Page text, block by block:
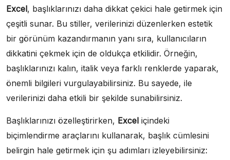
Excel, başlıklarınızı daha dikkat çekici hale getirmek için
çeşitli sunar. Bu stiller, verilerinizi düzenlerken estetik
bir görünüm kazandırmanın yanı sıra, kullanıcıların
dikkatini çekmek için de oldukça etkilidir. Örneğin,
başlıklarınızı kalın, italik veya farklı renklerde yaparak,
önemli bilgileri vurgulayabilirsiniz. Bu sayede, ile
verilerinizi daha etkili bir şekilde sunabilirsiniz.
Başlıklarınızı özelleştirirken, Excel içindeki
biçimlendirme araçlarını kullanarak, başlık cümlesini
belirgin hale getirmek için şu adımları izleyebilirsiniz: